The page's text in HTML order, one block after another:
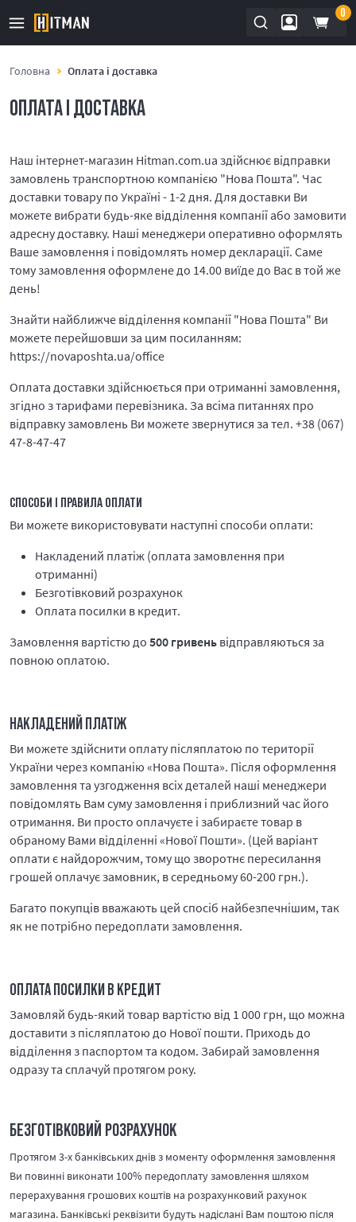
0
Головна Оплата і доставка
ОПЛАТА І ДОСТАВКА
Наш інтернет-магазин Hitman.com.ua здійснює відправки
замовлень транспортною компанією "Нова Пошта". Час
доставки товару по Україні - 1-2 дня. Для доставки Ви
можете вибрати будь-яке відділення компанії або замовити
адресну доставку. Наші менеджери оперативно оформлять
Ваше замовлення і повідомлять номер декларації. Саме
тому замовлення оформлене до 14.00 виїде до Вас в той же
день!
Знайти найближче відділення компанії "Нова Пошта" Ви
можете перейшовши за цим посиланням:
https://novaposhta.ua/office
Оплата доставки здійснюється при отриманні замовлення,
згідно з тарифами перевізника. За всіма питаннях про
відправку замовлень Ви можете звернутися за тел. +38 (067)
47-8-47-47
СПОСОБИ І ПРАВИЛА ОПЛАТИ
Ви можете використовувати наступні способи оплати:
Накладений платіж (оплата замовлення при
отриманні)
Безготівковий розрахунок
Оплата посилки в кредит.
Замовлення вартістю до 500 гривень відправляються за
повною оплатою.
НАКЛАДЕНИЙ ПЛАТІЖ
Ви можете здійснити оплату післяплатою по території
України через компанію «Нова Пошта». Після оформлення
замовлення та узгодження всіх деталей наші менеджери
повідомлять Вам суму замовлення і приблизний час його
отримання. Ви просто оплачуєте і забираєте товар в
обраному Вами відділенні «Нової Пошти». (Цей варіант
оплати є найдорожчим, тому що зворотнє пересилання
грошей оплачує замовник, в середньому 60-200 грн.).
Багато покупців вважають цей спосіб найбезпечнішим, так
як не потрібно передоплати замовлення.
ОПЛАТА ПОСИЛКИ В КРЕДИТ
Замовляй будь-який товар вартістю від 1 000 грн, що можна
доставити з післяплатою до Нової пошти. Приходь до
відділення з паспортом та кодом. Забирай замовлення
одразу та сплачуй протягом року.
БЕЗГОТІВКОВИЙ РОЗРАХУНОК
Протягом 3-х банківських днів з моменту оформлення замовлення
Ви повинні виконати 100% передоплату замовлення шляхом
перерахування грошових коштів на розрахунковий рахунок
магазина. Банківські реквізити будуть надіслані Вам поштою після